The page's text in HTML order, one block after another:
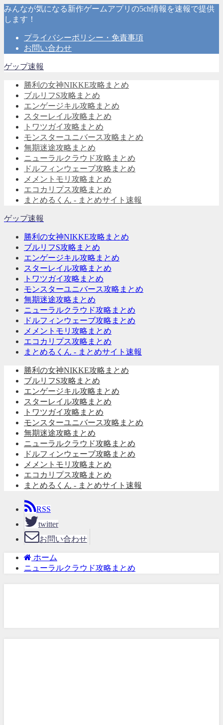
みんなが気になる新作ゲームアプリの5ch情報を速報で提供
します！
プライバシーポリシー・免責事項
お問い合わせ
ゲップ速報
勝利の女神NIKKE攻略まとめ
ブルリフS攻略まとめ
エンゲージキル攻略まとめ
スターレイル攻略まとめ
トワツガイ攻略まとめ
モンスターユニバース攻略まとめ
無期迷途攻略まとめ
ニューラルクラウド攻略まとめ
ドルフィンウェーブ攻略まとめ
メメントモリ攻略まとめ
エコカリプス攻略まとめ
まとめるくん - まとめサイト速報
ゲップ速報
勝利の女神NIKKE攻略まとめ
ブルリフS攻略まとめ
エンゲージキル攻略まとめ
スターレイル攻略まとめ
トワツガイ攻略まとめ
モンスターユニバース攻略まとめ
無期迷途攻略まとめ
ニューラルクラウド攻略まとめ
ドルフィンウェーブ攻略まとめ
メメントモリ攻略まとめ
エコカリプス攻略まとめ
まとめるくん - まとめサイト速報
勝利の女神NIKKE攻略まとめ
ブルリフS攻略まとめ
エンゲージキル攻略まとめ
スターレイル攻略まとめ
トワツガイ攻略まとめ
モンスターユニバース攻略まとめ
無期迷途攻略まとめ
ニューラルクラウド攻略まとめ
ドルフィンウェーブ攻略まとめ
メメントモリ攻略まとめ
エコカリプス攻略まとめ
まとめるくん - まとめサイト速報
RSS
twitter
お問い合わせ
ホーム
ニューラルクラウド攻略まとめ